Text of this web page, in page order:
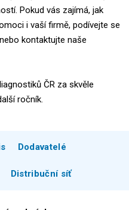
Pokud vás zajímá, jak
i vaší firmě, podívejte se
nebo kontaktujte naše
ČR za skvěle
ročník.
Dodavatelé
Distribuční síť